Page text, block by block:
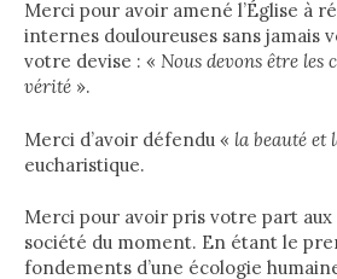
Merci pour avoir amené l’Église à
internes douloureuses sans jamais
votre devise : « Nous devons être les
vérité ».
Merci d’avoir défendu « la beauté et
eucharistique.
Merci pour avoir pris votre part aux
société du moment. En étant le
fondements d’une écologie